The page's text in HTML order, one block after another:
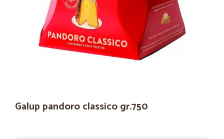
Galup pandoro classico gr.750